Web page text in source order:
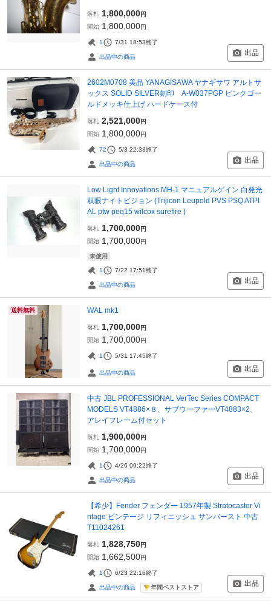
落札 1,800,000円
開始 1,800,000円
1 7/31 18:53終了
出品中の商品 出品
2602M0708 美品 YANAGISAWA ヤナギサワ アルトサ
ックス SOLID SILVER刻印 A-W037PGP ピンクゴー
ルドメッキ仕上げ ハードケース付
落札 2,521,000円
開始 1,800,000円
72 5/3 22:33終了
出品中の商品 出品
Low Light Innovations MH-1 マニュアルゲイン 白発光
双眼ナイトビジョン (Trijicon Leupold PVS PSQ ATPI
AL ptw peq15 wilcox surefire )
落札 1,700,000円
開始 1,700,000円
未使用
1 7/22 17:51終了
出品中の商品 出品
送料無料 WAL mk1
落札 1,700,000円
開始 1,700,000円
1 5/31 17:45終了
出品中の商品 出品
中古 JBL PROFESSIONAL VerTec Series COMPACT
MODELS VT4886×８、サブウーファーVT4883×2、
アレイフレーム付セット
落札 1,900,000円
開始 1,700,000円
1 4/26 09:22終了
出品中の商品 出品
【希少】Fender フェンダー 1957年製 Stratocaster Vi
ntage ビンテージ リフィニッシュ サンバースト 中古
T11024261
落札 1,828,750円
開始 1,662,500円
1 6/23 22:16終了
出品中の商品 年間ベストストア 出品